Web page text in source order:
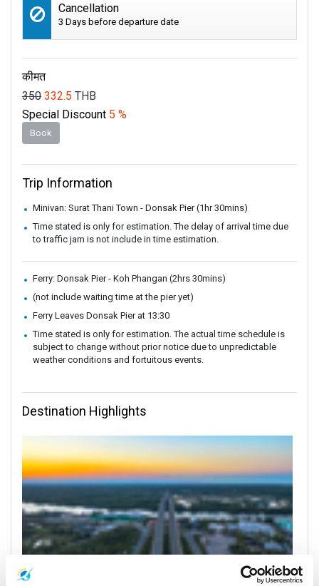
Cancellation
3 Days before departure date
कीमत
350 332.5 THB
Special Discount 5 %
Book
Trip Information
Minivan: Surat Thani Town - Donsak Pier (1hr 30mins)
Time stated is only for estimation. The delay of arrival time due
to traffic jam is not include in time estimation.
Ferry: Donsak Pier - Koh Phangan (2hrs 30mins)
(not include waiting time at the pier yet)
Ferry Leaves Donsak Pier at 13:30
Time stated is only for estimation. The actual time schedule is
subject to change without prior notice due to unpredictable
weather conditions and fortuitous events.
Destination Highlights